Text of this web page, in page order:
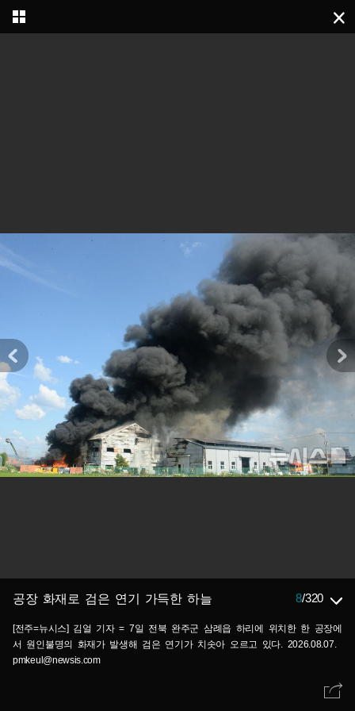
공장 화재로 검은 연기 가득한 하늘 8/320
[전주=뉴시스] 김얼 기자 = 7일 전북 완주군 삼례읍 하리에 위치한 한 공장에
서 원인불명의 화재가 발생해 검은 연기가 치솟아 오르고 있다. 2026.08.07.
pmkeul@newsis.com